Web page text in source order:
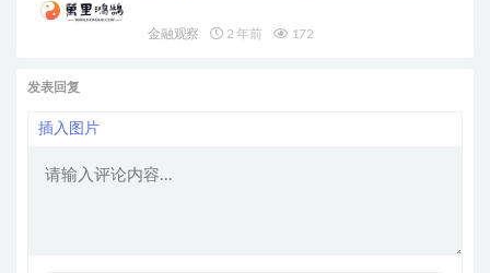
金融观察 2 年前 172
发表回复
插入图片